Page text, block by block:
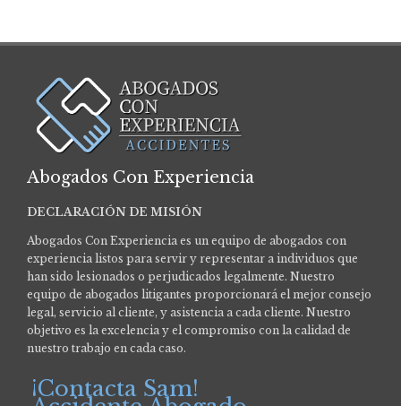
Abogados Con Experiencia
DECLARACIÓN DE MISIÓN
Abogados Con Experiencia es un equipo de abogados con
experiencia listos para servir y representar a individuos que
han sido lesionados o perjudicados legalmente. Nuestro
equipo de abogados litigantes proporcionará el mejor consejo
legal, servicio al cliente, y asistencia a cada cliente. Nuestro
objetivo es la excelencia y el compromiso con la calidad de
nuestro trabajo en cada caso.
¡Contacta Sam!